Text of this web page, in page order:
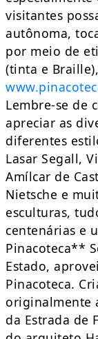
visitantes
autônoma,
por meio de
(tinta e
Lembre-se de
apreciar as
diferentes
Lasar Segall,
Amílcar de
Nietsche e
esculturas,
centenárias e
Pinacoteca**
Estado,
Pinacoteca.
originalmente
da Estrada de